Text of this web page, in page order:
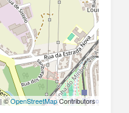
| ©OpenStreetMapContributors